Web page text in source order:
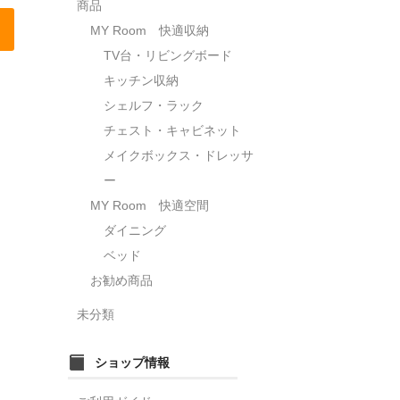
商品
MY Room 快適収納
TV台・リビングボード
キッチン収納
シェルフ・ラック
チェスト・キャビネット
メイクボックス・ドレッサ
ー
MY Room 快適空間
ダイニング
ベッド
お勧め商品
未分類
ショップ情報